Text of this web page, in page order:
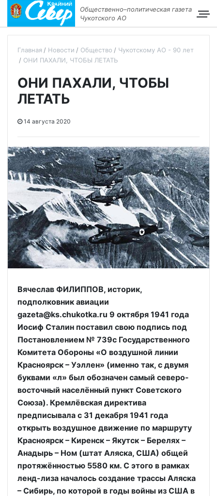
Общественно–политическая газета
Чукотского АО
Главная Новости Общество
Чукотскому АО - 90 лет
ОНИ ПАХАЛИ, ЧТОБЫ ЛЕТАТЬ
ОНИ ПАХАЛИ, ЧТОБЫ
ЛЕТАТЬ
14 августа 2020
Вячеслав ФИЛИППОВ, историк,
подполковник авиации
gazeta@ks.chukotka.ru 9 октября 1941 года
Иосиф Сталин поставил свою подпись под
Постановлением № 739с Государственного
Комитета Обороны «О воздушной линии
Красноярск – Уэллен» (именно так, с двумя
буквами «л» был обозначен самый северо-
восточный населённый пункт Советского
Союза). Кремлёвская директива
предписывала с 31 декабря 1941 года
открыть воздушное движение по маршруту
Красноярск – Киренск – Якутск – Берелях –
Анадырь – Ном (штат Аляска, США) общей
протяжённостью 5580 км. С этого в рамках
ленд-лиза началось создание трассы Аляска
– Сибирь, по которой в годы войны из США в